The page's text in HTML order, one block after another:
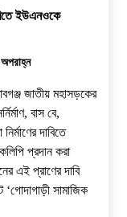
ইউএনওকে
জাতীয় মহাসড়কের
বাস বে,
দাবিতে
প্রদান করা
এই প্রাণের দাবি
‘গোদাগাড়ী সামাজিক